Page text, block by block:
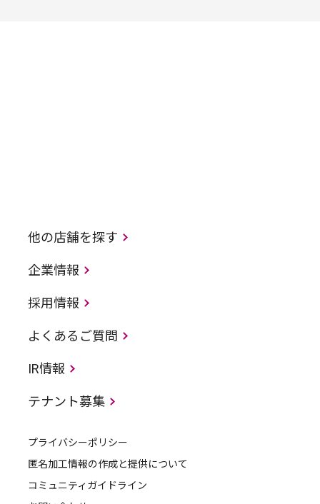
他の店舗を探す
企業情報
採用情報
よくあるご質問
IR情報
テナント募集
プライバシーポリシー
匿名加工情報の作成と提供について
コミュニティガイドライン